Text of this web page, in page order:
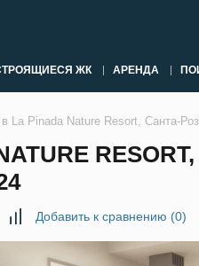
ЖК АРЕНДА
в La Pinada Nature Resort, Санта-
Добавить к сравнению (0)